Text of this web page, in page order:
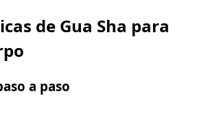
de Gua Sha para
a paso